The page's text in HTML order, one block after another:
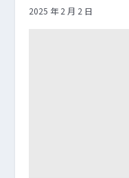
2025 年 2 月 2 日